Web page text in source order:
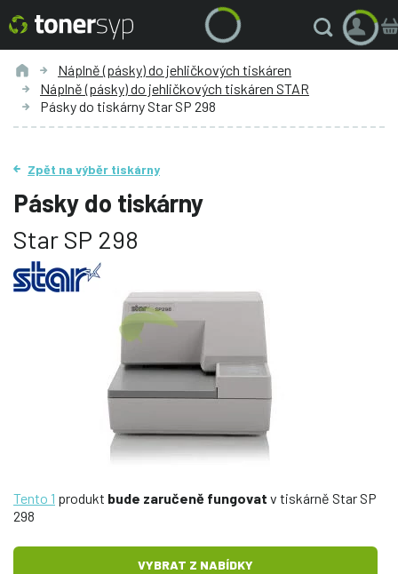
Náplně (pásky) do jehličkových tiskáren
Náplně (pásky) do jehličkových tiskáren STAR
Pásky do tiskárny Star SP 298
Zpět na výběr tiskárny
Pásky do tiskárny
Star SP 298
Tento 1 produkt bude zaručeně fungovat v tiskárně Star SP
298
VYBRAT Z NABÍDKY